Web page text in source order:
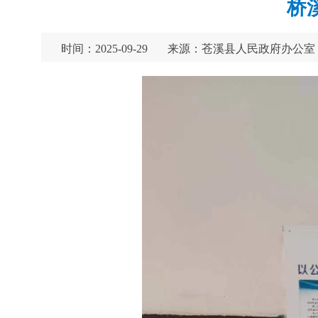
桥
时间：2025-09-29 来源：苍溪县人民政府办公室